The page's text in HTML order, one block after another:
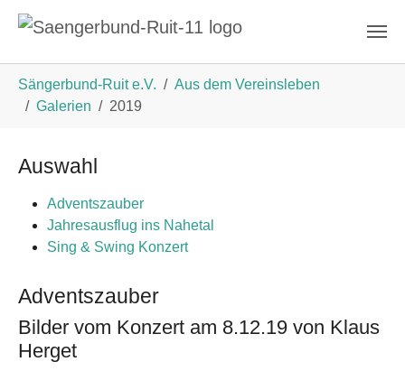
Sängerbund-Ruit e.V.
Aus dem Vereinsleben
Galerien
2019
Auswahl
Adventszauber
Jahresausflug ins Nahetal
Sing & Swing Konzert
Adventszauber
Bilder vom Konzert am 8.12.19 von Klaus
Herget